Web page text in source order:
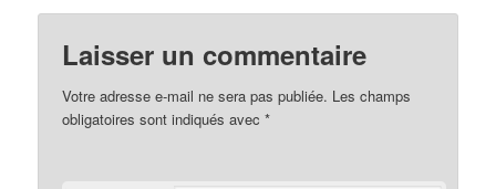
Laisser un commentaire
Votre adresse e-mail ne sera pas publiée. Les champs
obligatoires sont indiqués avec*